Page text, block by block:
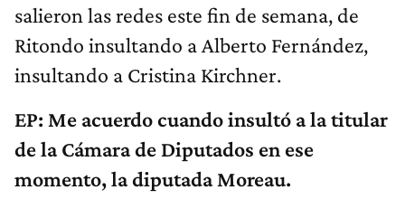
salieron las redes este fin de semana, de
Ritondo insultando a Alberto Fernández,
insultando a Cristina Kirchner.
EP: Me acuerdo cuando insultó a la titular
de la Cámara de Diputados en ese
momento, la diputada Moreau.